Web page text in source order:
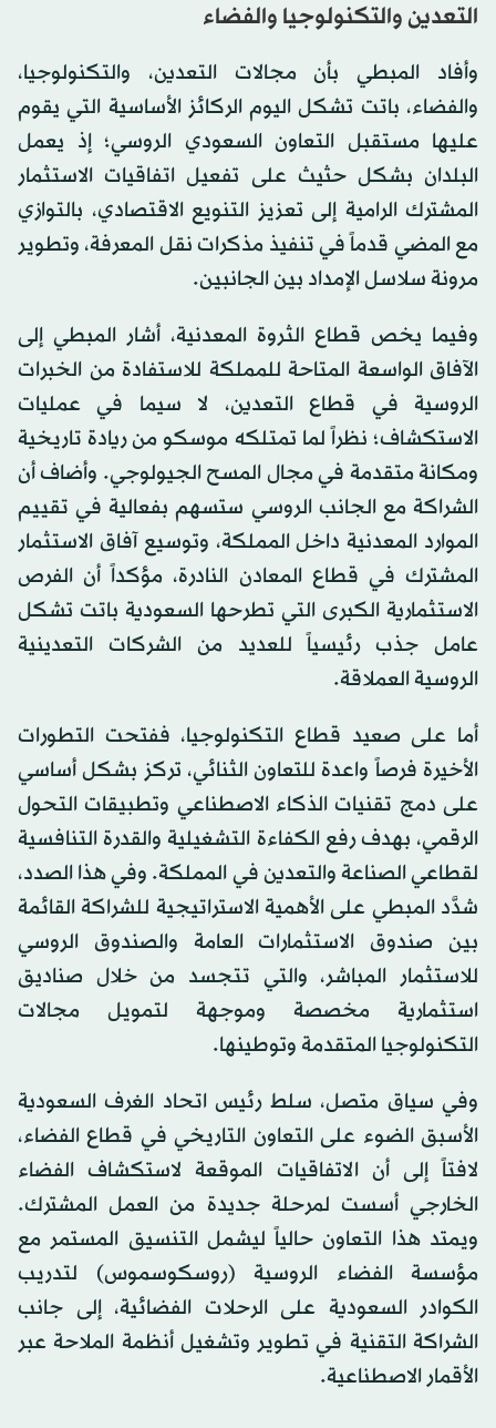
التعدين والتكنولوجيا والفضاء
وأفاد المبطي بأن مجالات التعدين، والتكنولوجيا،
والفضاء، باتت تشكل اليوم الركائز الأساسية التي يقوم
عليها مستقبل التعاون السعودي الروسي؛ إذ يعمل
البلدان بشكل حثيث على تفعيل اتفاقيات الاستثمار
المشترك الرامية إلى تعزيز التنويع الاقتصادي، بالتوازي
مع المضي قدماً في تنفيذ مذكرات نقل المعرفة، وتطوير
مرونة سلاسل الإمداد بين الجانبين.
وفيما يخص قطاع الثروة المعدنية، أشار المبطي إلى
الآفاق الواسعة المتاحة للمملكة للاستفادة من الخبرات
الروسية في قطاع التعدين، لا سيما في عمليات
الاستكشاف؛ نظراً لما تمتلكه موسكو من ريادة تاريخية
ومكانة متقدمة في مجال المسح الجيولوجي. وأضاف أن
الشراكة مع الجانب الروسي ستسهم بفعالية في تقييم
الموارد المعدنية داخل المملكة، وتوسيع آفاق الاستثمار
المشترك في قطاع المعادن النادرة، مؤكداً أن الفرص
الاستثمارية الكبرى التي تطرحها السعودية باتت تشكل
عامل جذب رئيسياً للعديد من الشركات التعدينية
الروسية العملاقة.
أما على صعيد قطاع التكنولوجيا، ففتحت التطورات
الأخيرة فرصاً واعدة للتعاون الثنائي، تركز بشكل أساسي
على دمج تقنيات الذكاء الاصطناعي وتطبيقات التحول
الرقمي، بهدف رفع الكفاءة التشغيلية والقدرة التنافسية
لقطاعي الصناعة والتعدين في المملكة. وفي هذا الصدد،
شدَّد المبطي على الأهمية الاستراتيجية للشراكة القائمة
بين صندوق الاستثمارات العامة والصندوق الروسي
للاستثمار المباشر، والتي تتجسد من خلال صناديق
استثمارية مخصصة وموجهة لتمويل مجالات
التكنولوجيا المتقدمة وتوطينها.
وفي سياق متصل، سلط رئيس اتحاد الغرف السعودية
الأسبق الضوء على التعاون التاريخي في قطاع الفضاء،
لافتاً إلى أن الاتفاقيات الموقعة لاستكشاف الفضاء
الخارجي أسست لمرحلة جديدة من العمل المشترك.
ويمتد هذا التعاون حالياً ليشمل التنسيق المستمر مع
مؤسسة الفضاء الروسية (روسكوسموس) لتدريب
الكوادر السعودية على الرحلات الفضائية، إلى جانب
الشراكة التقنية في تطوير وتشغيل أنظمة الملاحة عبر
الأقمار الاصطناعية.